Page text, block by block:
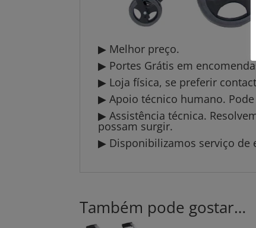
▶ Melhor preço.
▶ Portes Grátis em
▶ Loja física, se preferir
▶ Apoio técnico humano.
▶ Assistência técnica.
possam surgir.
▶ Disponibilizamos serviço de
Também pode gostar…